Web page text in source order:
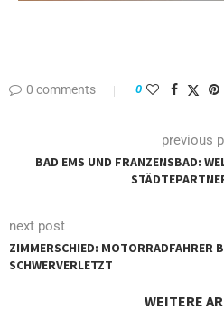
0 comments 0
previous
BAD EMS UND FRANZENSBAD:
next post
ZIMMERSCHIED: MOTORRADFAHRER
SCHWERVERLETZT
WEITERE